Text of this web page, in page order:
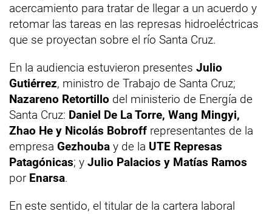
acercamiento para tratar de llegar a un acuerdo y
retomar las tareas en las represas hidroeléctricas
que se proyectan sobre el río Santa Cruz.
En la audiencia estuvieron presentes Julio
Gutiérrez, ministro de Trabajo de Santa Cruz;
Nazareno Retortillo del ministerio de Energía de
Santa Cruz: Daniel De La Torre, Wang Mingyi,
Zhao He y Nicolás Bobroff representantes de la
empresa Gezhouba y de la UTE Represas
Patagónicas; y Julio Palacios y Matías Ramos
por Enarsa.
En este sentido, el titular de la cartera laboral